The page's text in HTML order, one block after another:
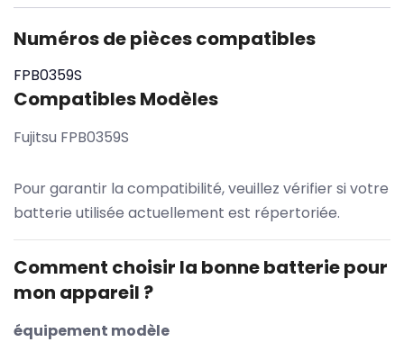
Numéros de pièces compatibles
FPB0359S
Compatibles Modèles
Fujitsu FPB0359S
Pour garantir la compatibilité, veuillez vérifier si votre
batterie utilisée actuellement est répertoriée.
Comment choisir la bonne batterie pour
mon appareil ?
équipement modèle